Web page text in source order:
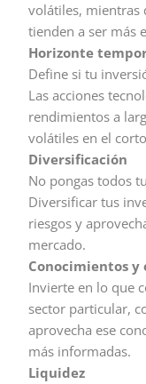
volátiles, mientras
tienden a ser más
Horizonte
Define si tu
Las acciones
rendimientos a
volátiles en el
Diversificación
No pongas todos
Diversificar tus
riesgos y
mercado.
Conocimientos y
Invierte en lo que
sector particular,
aprovecha ese
más informadas.
Liquidez